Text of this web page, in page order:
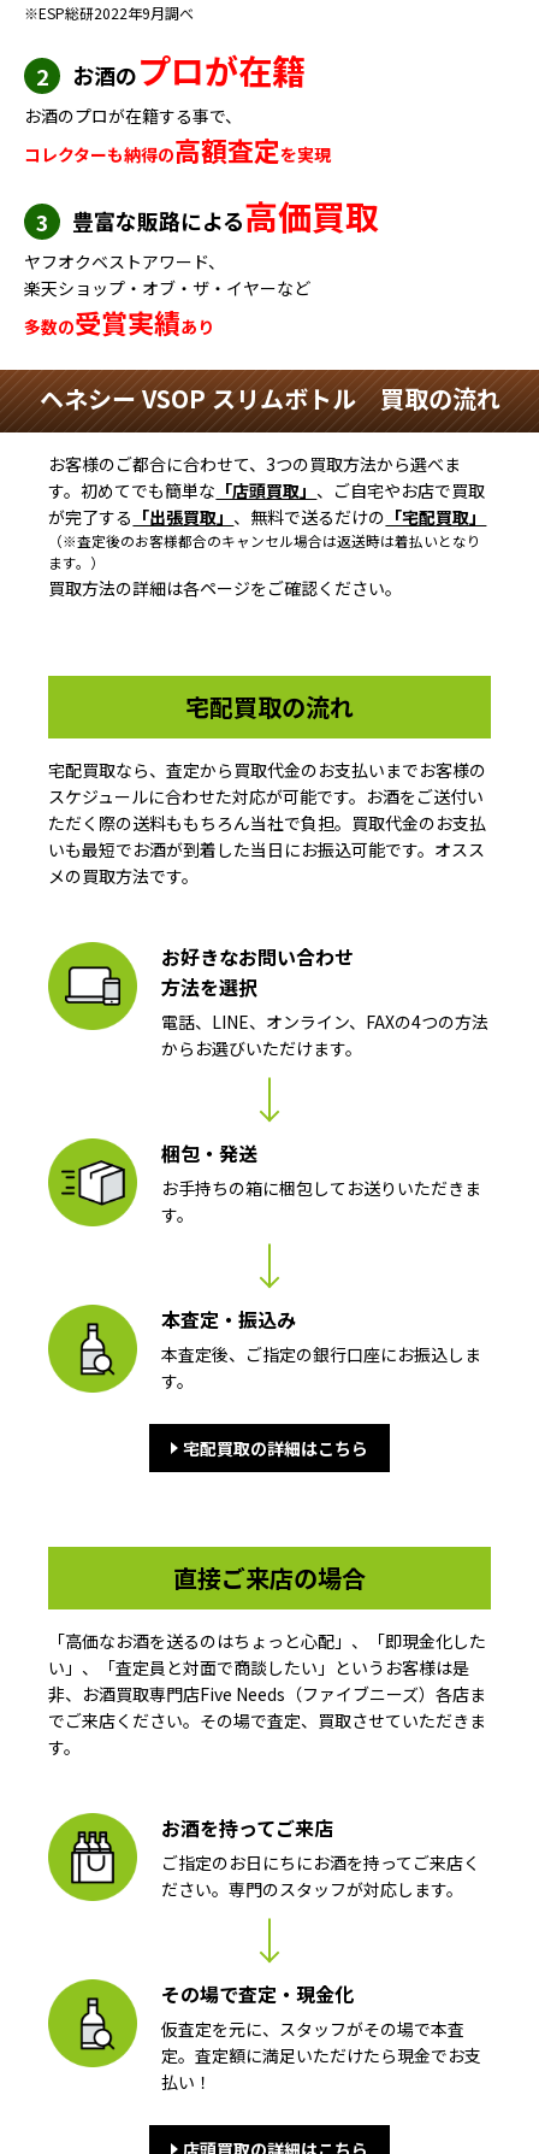
※ESP総研2022年9月調べ
2 お酒のプロが在籍
お酒のプロが在籍する事で、
コレクターも納得の高額査定を実現
3 豊富な販路による高価買取
ヤフオクベストアワード、
楽天ショップ・オブ・ザ・イヤーなど
多数の受賞実績あり
ヘネシー VSOP スリムボトル 買取の流れ
お客様のご都合に合わせて、3つの買取方法から選べま
す。初めてでも簡単な 「店頭買取」 、ご自宅やお店で買取
が完了する 「出張買取」 、無料で送るだけの 「宅配買取」
（※査定後のお客様都合のキャンセル場合は返送時は着払いとなり
ます。）
買取方法の詳細は各ページをご確認ください。
宅配買取の流れ
宅配買取なら、査定から買取代金のお支払いまでお客様の
スケジュールに合わせた対応が可能です。お酒をご送付い
ただく際の送料ももちろん当社で負担。買取代金のお支払
いも最短でお酒が到着した当日にお振込可能です。オスス
メの買取方法です。
お好きなお問い合わせ
方法を選択
電話、LINE、オンライン、FAXの4つの方法
からお選びいただけます。
梱包・発送
お手持ちの箱に梱包してお送りいただきま
す。
本査定・振込み
本査定後、ご指定の銀行口座にお振込しま
す。
宅配買取の詳細はこちら
直接ご来店の場合
「高価なお酒を送るのはちょっと心配」、「即現金化した
い」、「査定員と対面で商談したい」というお客様は是
非、お酒買取専門店Five Needs（ファイブニーズ）各店ま
でご来店ください。その場で査定、買取させていただきま
す。
お酒を持ってご来店
ご指定のお日にちにお酒を持ってご来店く
ださい。専門のスタッフが対応します。
その場で査定・現金化
仮査定を元に、スタッフがその場で本査
定。査定額に満足いただけたら現金でお支
払い！
店頭買取の詳細はこちら